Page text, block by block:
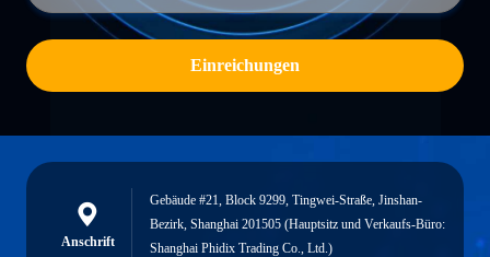
Einreichungen
Anschrift
Gebäude #21, Block 9299, Tingwei-Straße, Jinshan-
Bezirk, Shanghai 201505 (Hauptsitz und Verkaufs-Büro:
Shanghai Phidix Trading Co., Ltd.)